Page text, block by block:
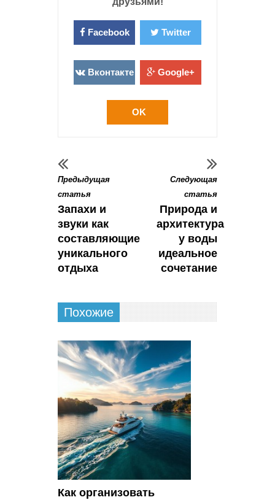
Facebook Twitter
Вконтакте Google+
OK
Предыдущая
статья
Запахи и
звуки как
составляющие
уникального
отдыха
Следующая
статья
Природа и
архитектура
у воды
идеальное
сочетание
Похожие
Как организовать